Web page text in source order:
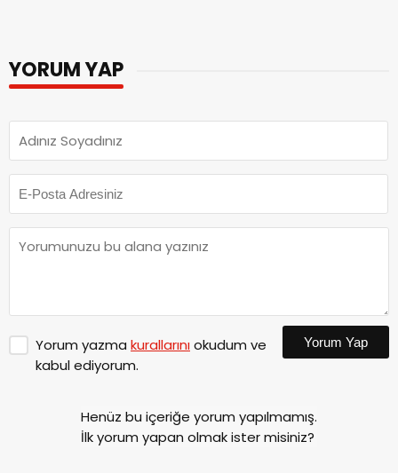
YORUM YAP
Yorum yazma kurallarınıokudum ve
kabul ediyorum.
Yorum Yap
Henüz bu içeriğe yorum yapılmamış.
İlk yorum yapan olmak ister misiniz?